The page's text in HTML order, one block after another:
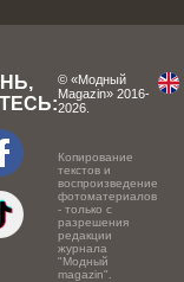
© «Модный
Magazin» 2016-
2026.
Копирование
текстов и
воспроизведение
фотоматериалов
- только с
разрешения
редакции
журнала
"Модный
magazin".